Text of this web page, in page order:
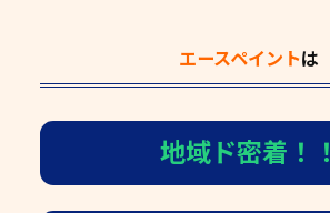
エースペイントは
地域ド密着！！